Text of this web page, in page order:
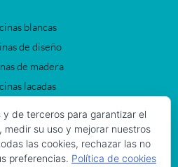
blancas
de diseño
de madera
lacadas
negras
Vintage
y de terceros para garantizar el
su uso y mejorar nuestros
las cookies, rechazar las no
preferencias. Política de cookies